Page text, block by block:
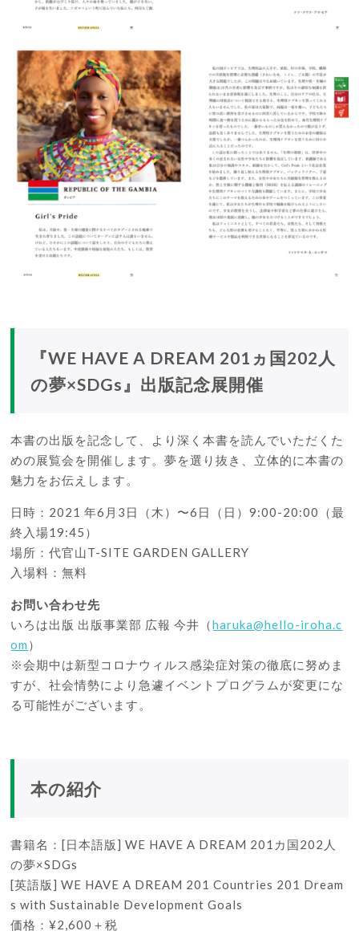
『WE HAVE A DREAM 201ヵ国202人
の夢×SDGs』出版記念展開催
本書の出版を記念して、より深く本書を読んでいただくた
めの展覧会を開催します。夢を選り抜き、立体的に本書の
魅力をお伝えします。
日時：2021 年6月3日（木）〜6日（日）9:00-20:00（最
終入場19:45）
場所：代官山T-SITE GARDEN GALLERY
入場料：無料
お問い合わせ先
いろは出版 出版事業部 広報 今井（haruka@hello-iroha.c
om ）
※会期中は新型コロナウィルス感染症対策の徹底に努めま
すが、社会情勢により急遽イベントプログラムが変更にな
る可能性がございます。
本の紹介
書籍名：[⽇本語版] WE HAVE A DREAM 201カ国202⼈
の夢×SDGs
[英語版] WE HAVE A DREAM 201 Countries 201 Dream
s with Sustainable Development Goals
価格：¥2,600＋税